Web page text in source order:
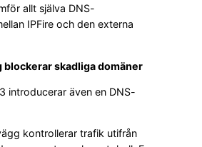
allt själva DNS-
IPFire och den externa
blockerar skadliga domäner
introducerar även en DNS-
kontrollerar trafik utifrån